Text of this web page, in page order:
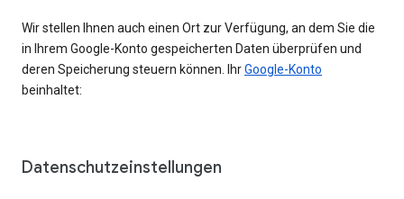
Wir stellen Ihnen auch einen Ort zur Verfügung, an dem Sie die
in Ihrem Google-Konto gespeicherten Daten überprüfen und
deren Speicherung steuern können. IhrGoogle-Konto
beinhaltet:
Datenschutzeinstellungen